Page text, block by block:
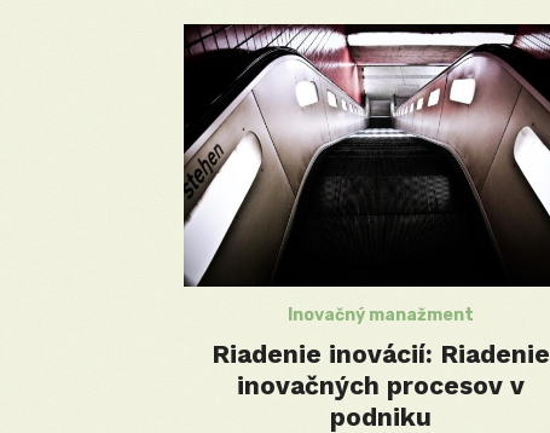
Inovačný manažment
Riadenie inovácií: Riadenie
inovačných procesov v
podniku